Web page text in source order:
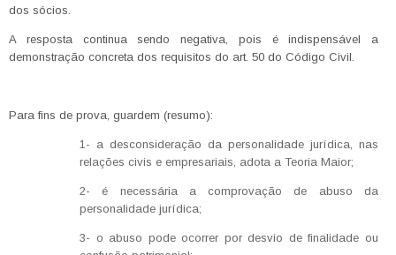
dos sócios.
A resposta continua sendo negativa, pois é indispensável a
demonstração concreta dos requisitos do art. 50 do Código Civil.
Para fins de prova, guardem (resumo):
1- a desconsideração da personalidade jurídica, nas
relações civis e empresariais, adota a Teoria Maior;
2- é necessária a comprovação de abuso da
personalidade jurídica;
3- o abuso pode ocorrer por desvio de finalidade ou